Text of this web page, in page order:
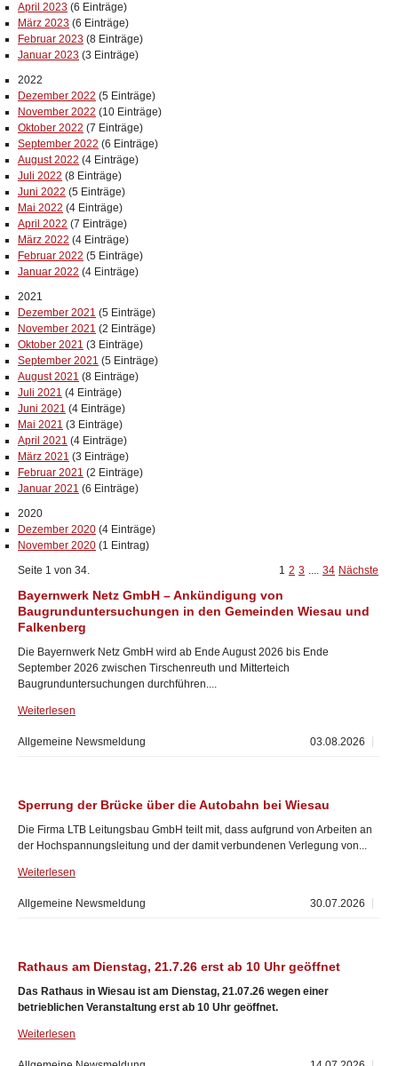
April 2023 (6 Einträge)
März 2023 (6 Einträge)
Februar 2023 (8 Einträge)
Januar 2023 (3 Einträge)
2022
Dezember 2022 (5 Einträge)
November 2022 (10 Einträge)
Oktober 2022 (7 Einträge)
September 2022 (6 Einträge)
August 2022 (4 Einträge)
Juli 2022 (8 Einträge)
Juni 2022 (5 Einträge)
Mai 2022 (4 Einträge)
April 2022 (7 Einträge)
März 2022 (4 Einträge)
Februar 2022 (5 Einträge)
Januar 2022 (4 Einträge)
2021
Dezember 2021 (5 Einträge)
November 2021 (2 Einträge)
Oktober 2021 (3 Einträge)
September 2021 (5 Einträge)
August 2021 (8 Einträge)
Juli 2021 (4 Einträge)
Juni 2021 (4 Einträge)
Mai 2021 (3 Einträge)
April 2021 (4 Einträge)
März 2021 (3 Einträge)
Februar 2021 (2 Einträge)
Januar 2021 (6 Einträge)
2020
Dezember 2020 (4 Einträge)
November 2020 (1 Eintrag)
Seite 1 von 34.
1 2 3 .... 34 Nächste
Bayernwerk Netz GmbH – Ankündigung von
Baugrunduntersuchungen in den Gemeinden Wiesau und
Falkenberg
Die Bayernwerk Netz GmbH wird ab Ende August 2026 bis Ende
September 2026 zwischen Tirschenreuth und Mitterteich
Baugrunduntersuchungen durchführen....
Weiterlesen
03.08.2026
Allgemeine Newsmeldung
Sperrung der Brücke über die Autobahn bei Wiesau
Die Firma LTB Leitungsbau GmbH teilt mit, dass aufgrund von Arbeiten an
der Hochspannungsleitung und der damit verbundenen Verlegung von...
Weiterlesen
30.07.2026
Allgemeine Newsmeldung
Rathaus am Dienstag, 21.7.26 erst ab 10 Uhr geöffnet
Das Rathaus in Wiesau ist am Dienstag, 21.07.26 wegen einer
betrieblichen Veranstaltung erst ab 10 Uhr geöffnet.
Weiterlesen